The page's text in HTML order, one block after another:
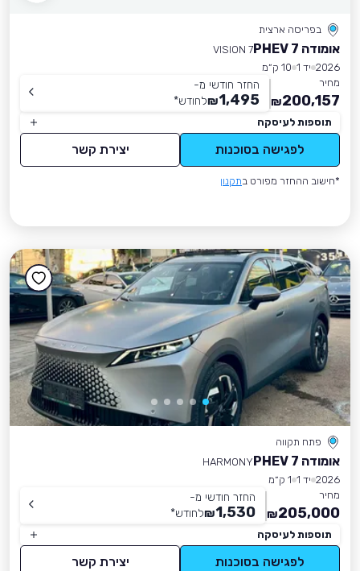
בפריסה ארצית
אומודה 7 PHEV
VISION 7
2026 יד 1
10 ק״מ
מחיר
200,157
₪
החזר חודשי מ-
1,495
₪לחודש*
תוספות לעיסקה
לפגישה בסוכנות יצירת קשר
*חישוב ההחזר מפורט בתקנון
פתח תקווה
אומודה 7 PHEV
HARMONY
2026 יד 1
1 ק״מ
מחיר
205,000
₪
החזר חודשי מ-
1,530
₪לחודש*
תוספות לעיסקה
לפגישה בסוכנות יצירת קשר